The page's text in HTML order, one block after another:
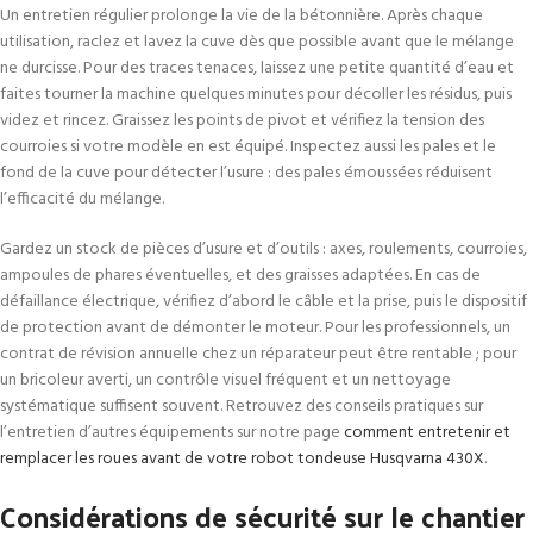
Un entretien régulier prolonge la vie de la bétonnière. Après chaque
utilisation, raclez et lavez la cuve dès que possible avant que le mélange
ne durcisse. Pour des traces tenaces, laissez une petite quantité d’eau et
faites tourner la machine quelques minutes pour décoller les résidus, puis
videz et rincez. Graissez les points de pivot et vérifiez la tension des
courroies si votre modèle en est équipé. Inspectez aussi les pales et le
fond de la cuve pour détecter l’usure : des pales émoussées réduisent
l’efficacité du mélange.
Gardez un stock de pièces d’usure et d’outils : axes, roulements, courroies,
ampoules de phares éventuelles, et des graisses adaptées. En cas de
défaillance électrique, vérifiez d’abord le câble et la prise, puis le dispositif
de protection avant de démonter le moteur. Pour les professionnels, un
contrat de révision annuelle chez un réparateur peut être rentable ; pour
un bricoleur averti, un contrôle visuel fréquent et un nettoyage
systématique suffisent souvent. Retrouvez des conseils pratiques sur
l’entretien d’autres équipements sur notre pagecomment entretenir et
remplacer les roues avant de votre robot tondeuse Husqvarna 430X.
Considérations de sécurité sur le chantier